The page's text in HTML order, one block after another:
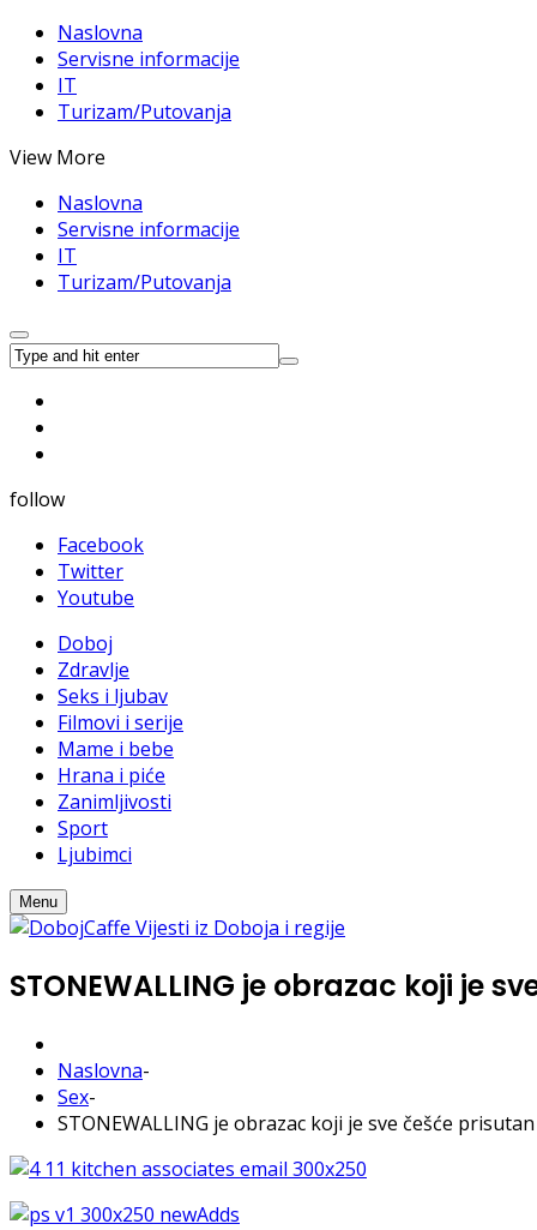
Naslovna
Servisne informacije
IT
Turizam/Putovanja
View More
Naslovna
Servisne informacije
IT
Turizam/Putovanja
follow
Facebook
Twitter
Youtube
Doboj
Zdravlje
Seks i ljubav
Filmovi i serije
Mame i bebe
Hrana i piće
Zanimljivosti
Sport
Ljubimci
Menu
STONEWALLING je obrazac koji je
Naslovna-
Sex-
STONEWALLING je obrazac koji je sve češće